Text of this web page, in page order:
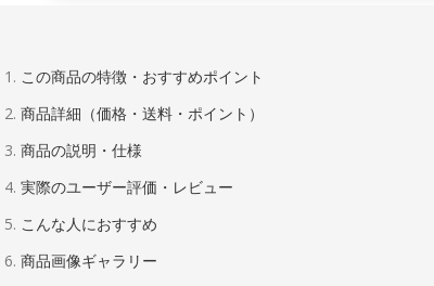
この商品の特徴・おすすめポイント
商品詳細（価格・送料・ポイント）
商品の説明・仕様
実際のユーザー評価・レビュー
こんな人におすすめ
商品画像ギャラリー